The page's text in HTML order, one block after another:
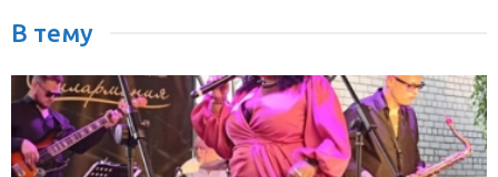
В тему